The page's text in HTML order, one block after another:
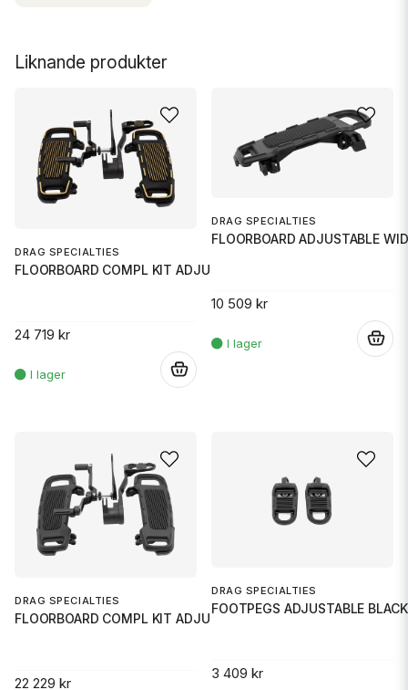
Liknande produkter
DRAG SPECIALTIES
FLOORBOARD COMPL KIT ADJUSTABL
24 719 kr
DRAG SPECIALTIES
FLOORBOARD ADJUSTABLE
10 509 kr
DRAG SPECIALTIES
FLOORBOARD COMPL KIT ADJUSTABL
22 229 kr
DRAG SPECIALTIES
FOOTPEGS ADJUSTABLE BLACK
3 409 kr